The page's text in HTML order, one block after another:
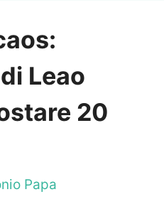
Leao
20
Papa